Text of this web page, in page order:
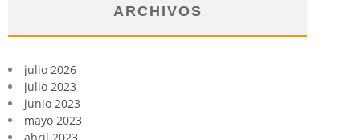
ARCHIVOS
julio 2026
julio 2023
junio 2023
mayo 2023
abril 2023